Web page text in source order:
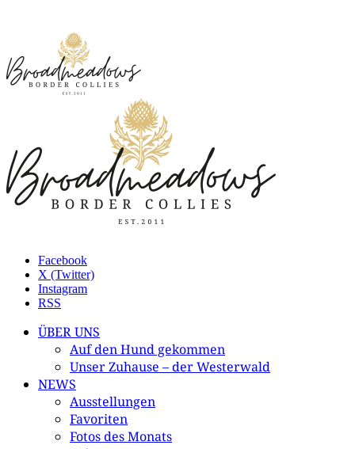
Facebook
X (Twitter)
Instagram
RSS
ÜBER UNS
Auf den Hund gekommen
Unser Zuhause – der Westerwald
NEWS
Ausstellungen
Favoriten
Fotos des Monats